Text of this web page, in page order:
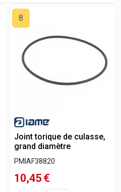
8
Joint torique de culasse,
grand diamètre
PMIAF38820
10,45 €